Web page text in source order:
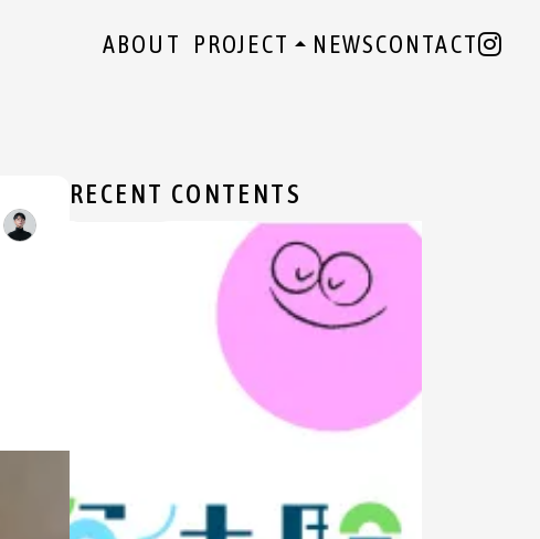
ABOUT PROJECT arrow_drop_up NEWSCONTACT
RECENT CONTENTS